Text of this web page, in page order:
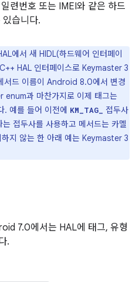
련번호 또는 IMEI와 같은 하드
습니다.
에서 새 HIDL(하드웨어 인터페이
HAL 인터페이스로 Keymaster 3
서드 이름이 Android 8.0에서 변경
enum과 마찬가지로 이제 태그는
. 예를 들어 이전에 KM_TAG_
접두사
는 접두사를 사용하고 메서드는 카멜
지 않는 한 아래 예는 Keymaster 3
7.0에서는 HAL에 태그, 유형
.